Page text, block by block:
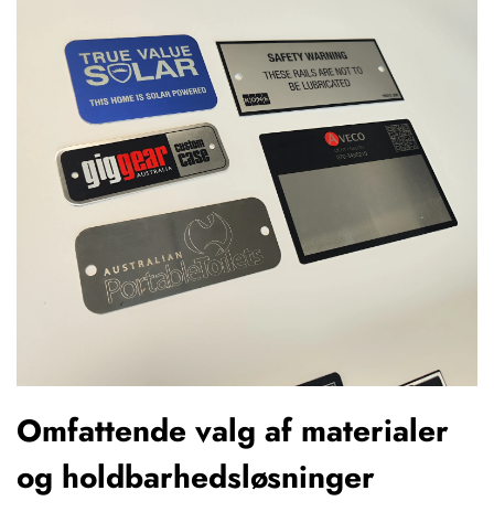
Omfattende valg af materialer
og holdbarhedsløsninger